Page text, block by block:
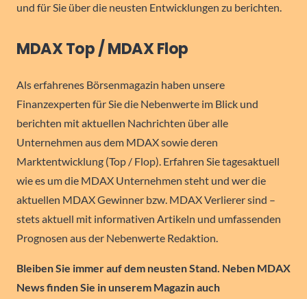
und für Sie über die neusten Entwicklungen zu berichten.
MDAX Top / MDAX Flop
Als erfahrenes Börsenmagazin haben unsere
Finanzexperten für Sie die Nebenwerte im Blick und
berichten mit aktuellen Nachrichten über alle
Unternehmen aus dem MDAX sowie deren
Marktentwicklung (Top / Flop). Erfahren Sie tagesaktuell
wie es um die MDAX Unternehmen steht und wer die
aktuellen MDAX Gewinner bzw. MDAX Verlierer sind –
stets aktuell mit informativen Artikeln und umfassenden
Prognosen aus der Nebenwerte Redaktion.
Bleiben Sie immer auf dem neusten Stand. Neben MDAX
News finden Sie in unserem Magazin auch